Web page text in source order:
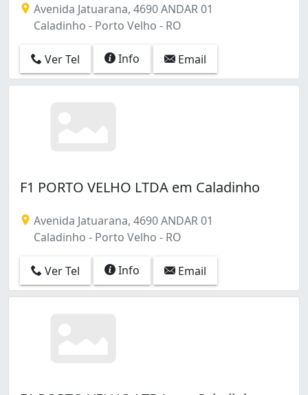
Avenida Jatuarana, 4690 ANDAR 01
Caladinho - Porto Velho - RO
Ver Tel Info Email
F1 PORTO VELHO LTDA em Caladinho
Avenida Jatuarana, 4690 ANDAR 01
Caladinho - Porto Velho - RO
Ver Tel Info Email